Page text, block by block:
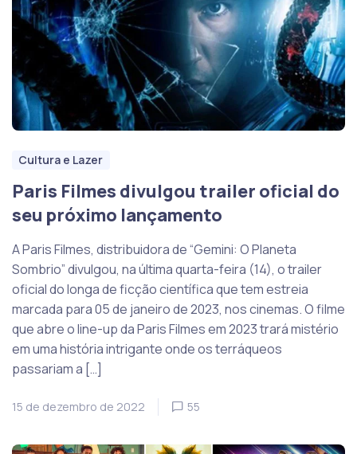
Cultura e Lazer
Paris Filmes divulgou trailer oficial do
seu próximo lançamento
A Paris Filmes, distribuidora de “Gemini: O Planeta
Sombrio” divulgou, na última quarta-feira (14), o trailer
oficial do longa de ficção científica que tem estreia
marcada para 05 de janeiro de 2023, nos cinemas. O filme
que abre o line-up da Paris Filmes em 2023 trará mistério
em uma história intrigante onde os terráqueos
passariam a […]
15 de dezembro de 2022 55